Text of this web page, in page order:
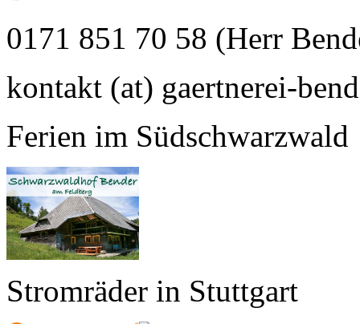
0171 851 70 58 (Herr
kontakt (at) gaertnerei-
Ferien im Südschwarzwald
Stromräder in Stuttgart